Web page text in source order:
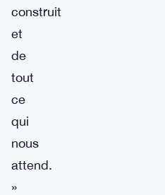
construit
et
de
tout
ce
qui
nous
attend.
»